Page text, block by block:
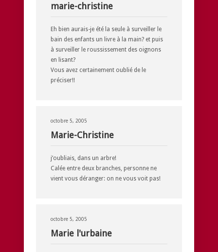
marie-christine
Eh bien aurais-je été la seule à surveiller le
bain des enfants un livre à la main? et puis
à surveiller le roussissement des oignons
en lisant?
Vous avez certainement oublié de le
préciser!!
octobre 5, 2005
Marie-Christine
j’oubliais, dans un arbre!
Calée entre deux branches, personne ne
vient vous déranger: on ne vous voit pas!
octobre 5, 2005
Marie l'urbaine